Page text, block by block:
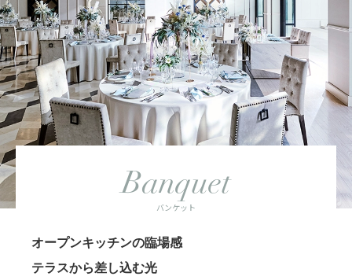
Banquet
バンケット
オープンキッチンの臨場感
テラスから差し込む光